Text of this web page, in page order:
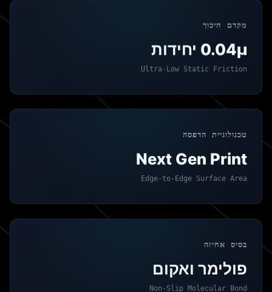
מקדם חיכוך
0.04μ יחידות
Ultra-Low Static Friction
טכנולוגיית הדפסה
Next Gen Print
Edge-to-Edge Surface Area
בסיס אחיזה
פולימר ואקום
Non-Slip Molecular Bond